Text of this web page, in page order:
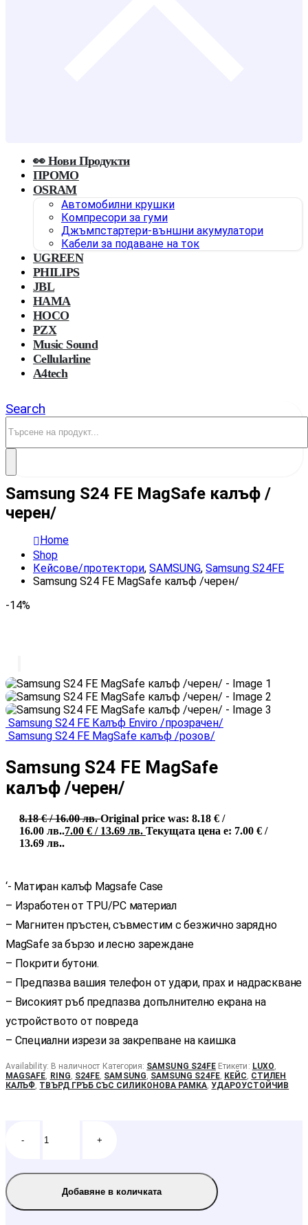
👀 Нови Продукти
ПРОМО
OSRAM
Автомобилни крушки
Компресори за гуми
Джъмпстартери-външни акумулатори
Кабели за подаване на ток
UGREEN
PHILIPS
JBL
HAMA
HOCO
PZX
Music Sound
Cellularline
A4tech
Search
Samsung S24 FE MagSafe калъф /
черен/
Home
Shop
Кейсове/протектори, SAMSUNG, Samsung S24FE
Samsung S24 FE MagSafe калъф /черен/
-14%
Samsung S24 FE Калъф Enviro /прозрачен/
Samsung S24 FE MagSafe калъф /розов/
Samsung S24 FE MagSafe
калъф /черен/
8.18€/ 16.00 лв.Original price was: 8.18 € /
16.00 лв..7.00 € / 13.69 лв. Текущата цена е: 7.00 € /
13.69 лв..
‘- Матиран калъф Magsafe Case
– Изработен от TPU/PC материал
– Магнитен пръстен, съвместим с безжично зарядно
MagSafe за бързо и лесно зареждане
– Покрити бутони.
– Предпазва вашия телефон от удари, прах и надраскване
– Високият ръб предпазва допълнително екрана на
устройството от повреда
– Специални изрези за закрепване на каишка
Availability: В наличност Категория: SAMSUNG S24FE Етикети: LUXO,
MAGSAFE, RING, S24FE, SAMSUNG, SAMSUNG S24FE, КЕЙС, СТИЛЕН
КАЛЪФ, ТВЪРД ГРЪБ СЪС СИЛИКОНОВА РАМКА,УДАРОУСТОЙЧИВ
- +
Добавяне в количката